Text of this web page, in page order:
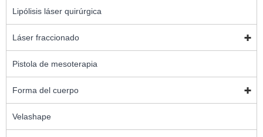
Lipólisis láser quirúrgica
Láser fraccionado
Pistola de mesoterapia
Forma del cuerpo
Velashape